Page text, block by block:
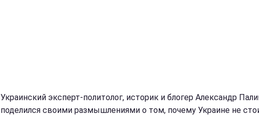
Украинский эксперт-политолог, историк и блогер Александр
поделился своими размышлениями о том, почему Украине не